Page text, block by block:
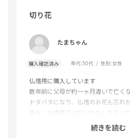
切り花
たまちゃん
購入確認済み 年代:50代 性別:女性
仏壇用に購入しています
数年前に父母が約一ヶ月違いで亡く
ドタバタになり、仏壇のお花も忘れ
多少、仏壇用ではないかもしれない
お花が届くので今は季節感を仏壇に
続きを読む